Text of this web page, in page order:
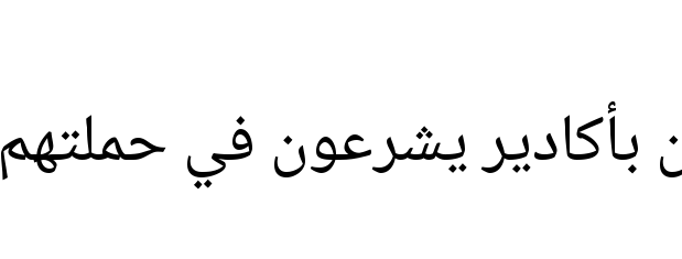
بأكادير يشرعون في حملتهم